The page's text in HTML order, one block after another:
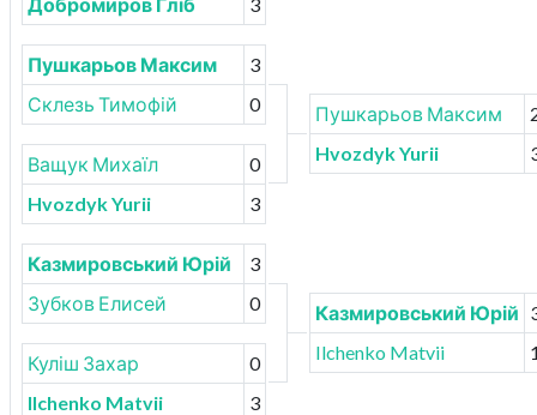
Пушкарьов Максим
3
Склезь Тимофій
0
Ващук Михаїл
0
Hvozdyk Yurii
3
Казмировський Юрій
3
Зубков Елисей
0
Куліш Захар
0
Ilchenko Matvii
3
Пушкарьов Максим
Hvozdyk Yurii
Казмировський Юрій
Ilchenko Matvii